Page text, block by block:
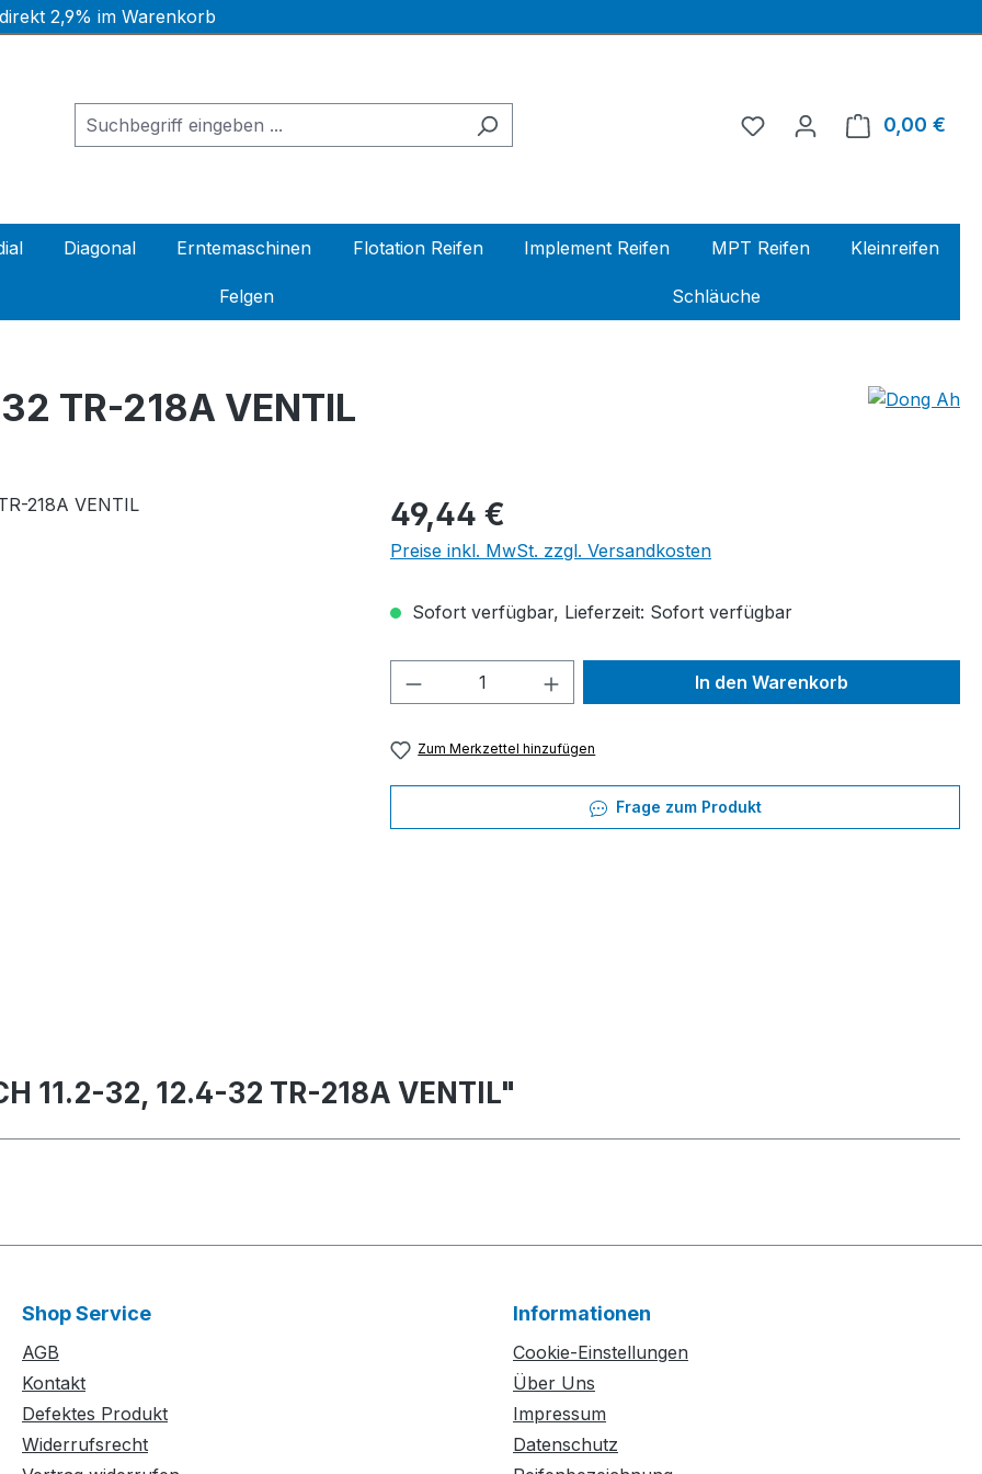
2,9% im Warenkorb
0,00 €
Diagonal Erntemaschinen Flotation Reifen Implement Reifen MPT Reifen Kleinreifen
Felgen Schläuche
TR-218A VENTIL
Regulärer Preis:
49,44 €
Preise inkl. MwSt. zzgl. Versandkosten
Sofort verfügbar, Lieferzeit: Sofort verfügbar
Produkt Anzahl: Gib den gewünschten Wert
In den Warenkorb
Zum Merkzettel hinzufügen
Frage zum Produkt
11.2-32, 12.4-32 TR-218A VENTIL"
Shop Service
AGB
Kontakt
Defektes Produkt
Widerrufsrecht
Informationen
Cookie-Einstellungen
Über Uns
Impressum
Datenschutz